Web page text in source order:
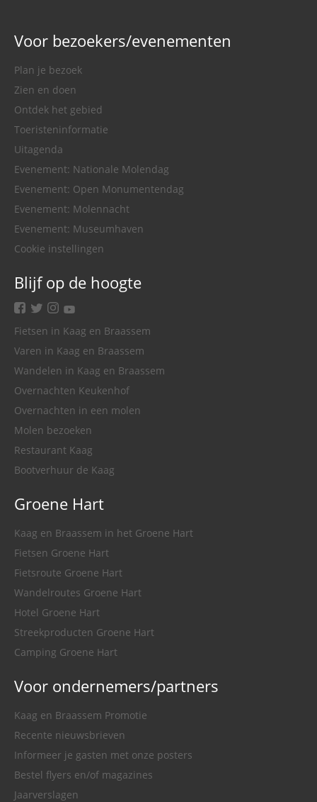
Voor bezoekers/evenementen
Plan je bezoek
Zien en doen
Ontdek het gebied
Toeristeninformatie
Uitagenda
Evenement: Nationale Molendag
Evenement: Open Monumentendag
Evenement: Molennacht
Evenement: Museumhaven
Cookie instellingen
Blijf op de hoogte
facebook
twitterinstagram
youtube
Fietsen in Kaag en Braassem
Varen in Kaag en Braassem
Wandelen in Kaag en Braassem
Overnachten Keukenhof
Overnachten in een molen
Molen bezoeken
Restaurant Kaag
Bootverhuur de Kaag
Groene Hart
Kaag en Braassem in het Groene Hart
Fietsen Groene Hart
Fietsroute Groene Hart
Wandelroutes Groene Hart
Hotel Groene Hart
Streekproducten Groene Hart
Camping Groene Hart
Voor ondernemers/partners
Kaag en Braassem Promotie
Recente nieuwsbrieven
Informeer je gasten met onze posters
Bestel flyers en/of magazines
Jaarverslagen